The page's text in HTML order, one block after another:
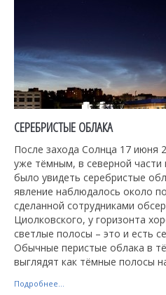
СЕРЕБРИСТЫЕ ОБЛАКА
После захода Солнца 17 июня
уже тёмным, в северной
было увидеть серебристые
явление наблюдалось около
сделанной сотрудниками
Циолковского, у горизонта
светлые полосы – это и есть
Обычные перистые облака в
выглядят как тёмные полосы
Подробнее...